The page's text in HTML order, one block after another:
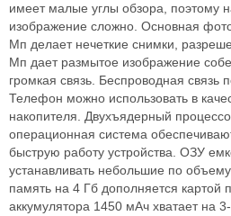
имеет малые углы обзора, поэтому
изображение сложно. Основная
Мп делает нечеткие снимки,
Мп дает размытое изображение
громкая связь. Беспроводная связь
Телефон можно использовать в
накопителя. Двухъядерный
операционная система
быструю работу устройства. ОЗУ
устанавливать небольшие по
память на 4 Гб дополняется картой
аккумулятора 1450 мАч хватает на